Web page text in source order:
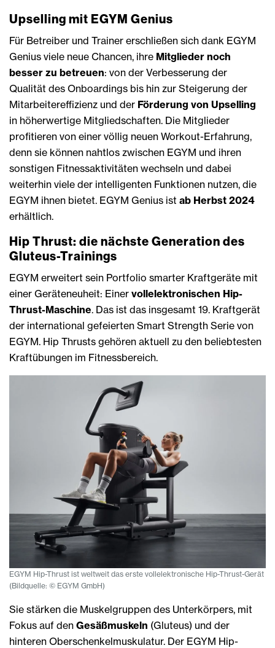
Upselling mit EGYM Genius
Für Betreiber und Trainer erschließen sich dank EGYM
Genius viele neue Chancen, ihre Mitglieder noch
besser zu betreuen: von der Verbesserung der
Qualität des Onboardings bis hin zur Steigerung der
Mitarbeitereffizienz und der Förderung von Upselling
in höherwertige Mitgliedschaften. Die Mitglieder
profitieren von einer völlig neuen Workout-Erfahrung,
denn sie können nahtlos zwischen EGYM und ihren
sonstigen Fitnessaktivitäten wechseln und dabei
weiterhin viele der intelligenten Funktionen nutzen, die
EGYM ihnen bietet. EGYM Genius ist ab Herbst 2024
erhältlich.
Hip Thrust: die nächste Generation des
Gluteus-Trainings
EGYM erweitert sein Portfolio smarter Kraftgeräte mit
einer Geräteneuheit: Einer vollelektronischen Hip-
Thrust-Maschine. Das ist das insgesamt 19. Kraftgerät
der international gefeierten Smart Strength Serie von
EGYM. Hip Thrusts gehören aktuell zu den beliebtesten
Kraftübungen im Fitnessbereich.
EGYM Hip-Thrust ist weltweit das erste vollelektronische Hip-Thrust-Gerät
(Bildquelle: © EGYM GmbH)
Sie stärken die Muskelgruppen des Unterkörpers, mit
Fokus auf den Gesäßmuskeln (Gluteus) und der
hinteren Oberschenkelmuskulatur. Der EGYM Hip-